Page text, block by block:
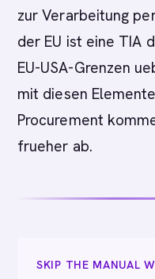
zur Verarbeitung
der EU ist eine TIA
EU-USA-Grenzen
mit diesen
Procurement
frueher ab.
SKIP THE MANUAL